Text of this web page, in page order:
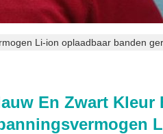
Li-ion oplaadbaar banden
En Zwart Kleur